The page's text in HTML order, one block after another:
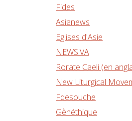
Fides
Asianews
Eglises d'Asie
NEWS.VA
Rorate Caeli (en
New Liturgical
Fdesouche
Gènéthique